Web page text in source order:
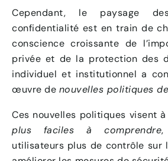
Cependant, le paysage
confidentialité est en train de
conscience croissante de
privée et de la protection des
individuel et institutionnel a
œuvre de nouvelles politiques
Ces nouvelles politiques visent
plus faciles à comprendre,
utilisateurs plus de contrôle sur